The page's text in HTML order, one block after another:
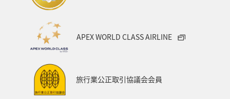
APEX WORLD CLASS AIRLINE
旅行業公正取引協議会会員